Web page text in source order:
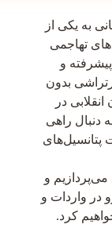
به یکی از
تهاجمی
و
بدون
در
راهی
پتانسیل‌های
و
در واردات و
کرد.